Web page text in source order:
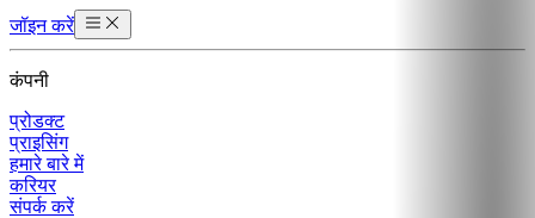
जॉइन करें
कंपनी
प्रोडक्ट
प्राइसिंग
हमारे बारे में
करियर
संपर्क करें